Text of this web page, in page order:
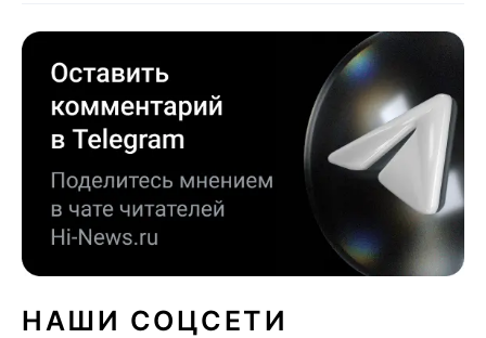
НАШИ СОЦСЕТИ